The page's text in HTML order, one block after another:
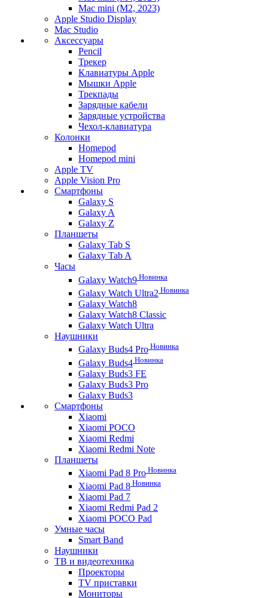
Mac mini (M2, 2023)
Apple Studio Display
Mac Studio
Аксессуары
Pencil
Трекер
Клавиатуры Apple
Мышки Apple
Трекпады
Зарядные кабели
Зарядные устройства
Чехол-клавиатура
Колонки
Homepod
Homepod mini
Apple TV
Apple Vision Pro
Смартфоны
Galaxy S
Galaxy A
Galaxy Z
Планшеты
Galaxy Tab S
Galaxy Tab A
Часы
Galaxy Watch9 Новинка
Galaxy Watch Ultra2 Новинка
Galaxy Watch8
Galaxy Watch8 Classic
Galaxy Watch Ultra
Наушники
Galaxy Buds4 Pro Новинка
Galaxy Buds4 Новинка
Galaxy Buds3 FE
Galaxy Buds3 Pro
Galaxy Buds3
Смартфоны
Xiaomi
Xiaomi POCO
Xiaomi Redmi
Xiaomi Redmi Note
Планшеты
Xiaomi Pad 8 Pro Новинка
Xiaomi Pad 8 Новинка
Xiaomi Pad 7
Xiaomi Redmi Pad 2
Xiaomi POCO Pad
Умные часы
Smart Band
Наушники
ТВ и видеотехника
Проекторы
TV приставки
Мониторы